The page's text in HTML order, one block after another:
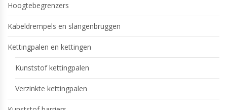
Hoogtebegrenzers
Kabeldrempels en slangenbruggen
Kettingpalen en kettingen
Kunststof kettingpalen
Verzinkte kettingpalen